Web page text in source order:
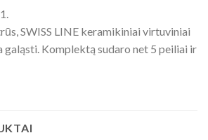
SWISS LINE keramikiniai virtuviniai
galąsti. Komplektą sudaro net 5 peiliai ir